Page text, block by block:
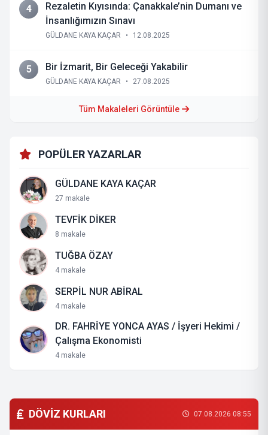
4
Rezaletin Kıyısında: Çanakkale’nin Dumanı ve
İnsanlığımızın Sınavı
GÜLDANE KAYA KAÇAR • 12.08.2025
5 Bir İzmarit, Bir Geleceği Yakabilir
GÜLDANE KAYA KAÇAR • 27.08.2025
Tüm Makaleleri Görüntüle
POPÜLER YAZARLAR
GÜLDANE KAYA KAÇAR
27 makale
TEVFİK DİKER
8 makale
TUĞBA ÖZAY
4 makale
SERPİL NUR ABİRAL
4 makale
DR. FAHRİYE YONCA AYAS / İşyeri Hekimi /
Çalışma Ekonomisti
4 makale
DÖVİZ KURLARI 07.08.2026 08:55